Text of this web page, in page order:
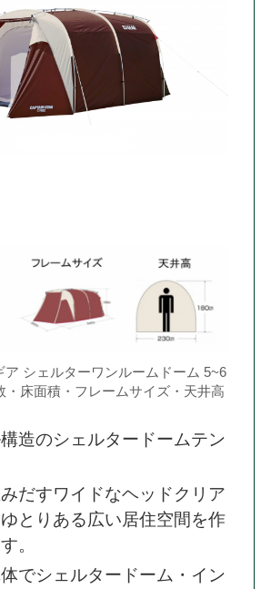
ア シェルターワンルームドーム 5~6
・床面積・フレームサイズ・天井高
構造のシェルタードームテン
だすワイドなヘッドクリア
とりある広い居住空間を作
。
でシェルタードーム・イン